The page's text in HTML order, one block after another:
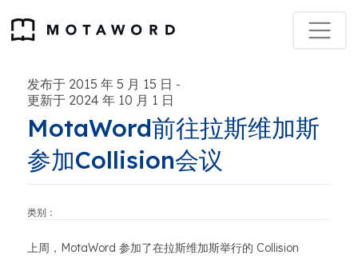
发布于 2015 年 5 月 15 日 -
更新于 2024 年 10 月 1 日
MotaWord前往拉斯维加斯
参加Collision会议
类别：
上周，MotaWord 参加了在拉斯维加斯举行的 Collision